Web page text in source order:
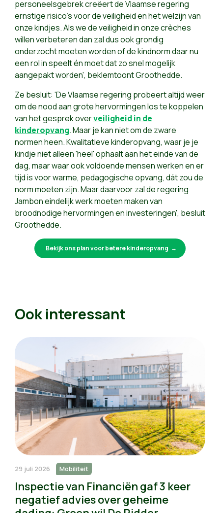
personeelsgebrek creëert de Vlaamse regering
ernstige risico’s voor de veiligheid en het welzijn van
onze kindjes. Als we de veiligheid in onze crèches
willen verbeteren dan zal dus ook grondig
onderzocht moeten worden of de kindnorm daar nu
een rol in speelt én moet dat zo snel mogelijk
aangepakt worden', beklemtoont Groothedde.
Ze besluit: 'De Vlaamse regering probeert altijd weer
om de nood aan grote hervormingen los te koppelen
van het gesprek overveiligheid in de
kinderopvang. Maar je kan niet om de zware
normen heen. Kwalitatieve kinderopvang, waar je je
kindje niet alleen 'heel' ophaalt aan het einde van de
dag, maar waar ook voldoende mensen werken en er
tijd is voor warme, pedagogische opvang, dát zou de
norm moeten zijn. Maar daarvoor zal de regering
Jambon eindelijk werk moeten maken van
broodnodige hervormingen en investeringen', besluit
Groothedde.
Bekijk ons plan voor betere kinderopvang
Ook interessant
29 juli 2026 Mobiliteit
Inspectie van Financiën gaf 3 keer
negatief advies over geheime